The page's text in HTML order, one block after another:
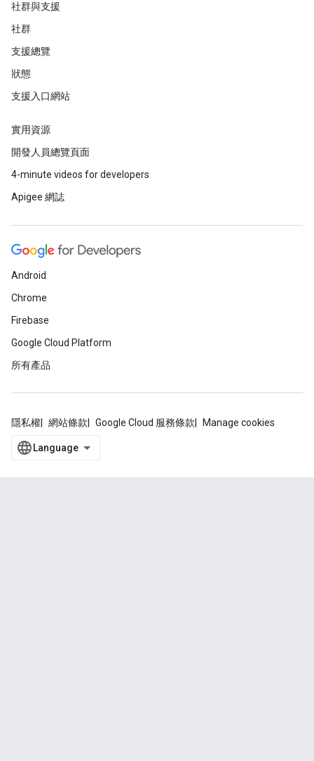
社群與支援
社群
支援總覽
狀態
支援入口網站
實用資源
開發人員總覽頁面
4-minute videos for developers
Apigee 網誌
Android
Chrome
Firebase
Google Cloud Platform
所有產品
隱私權 網站條款 Google Cloud 服務條款 Manage cookies